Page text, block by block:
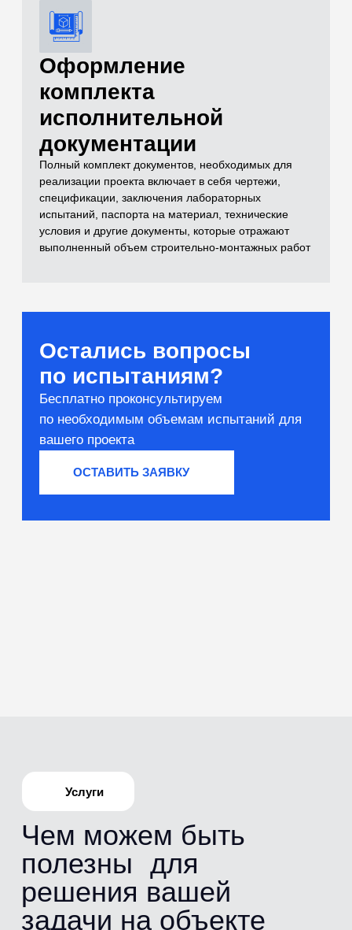
и лабораторные
испытания)
для расчетов оснований
[02]
Бетоны и растворы
Контроль качества монолитных
[03]
Нерудные материалы
[04]
Вяжущие и сырьё
Тестирование компонентов
проводимых
испытаний